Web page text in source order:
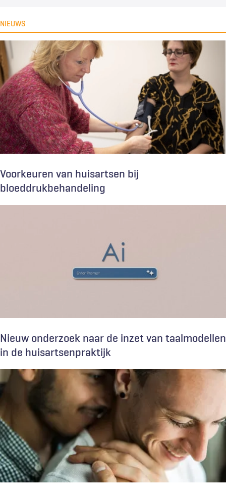
NIEUWS
Voorkeuren van huisartsen bij
bloeddrukbehandeling
Nieuw onderzoek naar de inzet van taalmodellen
in de huisartsenpraktijk